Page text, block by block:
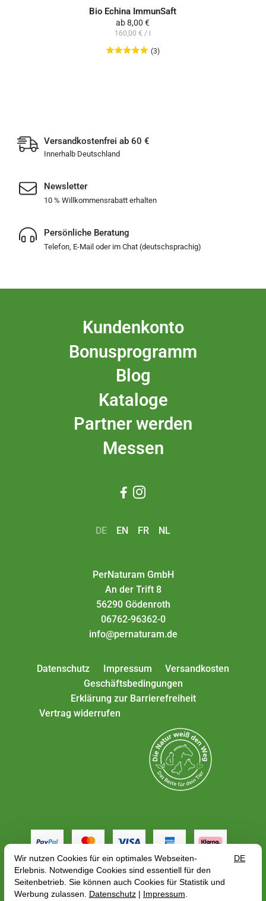
Bio Echina ImmunSaft
ab8,00 €
160,00 € / l
(3)
Versandkostenfrei ab 60 €
Innerhalb Deutschland
Newsletter
10 % Willkommensrabatt erhalten
Persönliche Beratung
Telefon, E-Mail oder im Chat (deutschsprachig)
Kundenkonto
Bonusprogramm
Blog
Kataloge
Partner werden
Messen
 
DE EN FR NL
PerNaturam GmbH
An der Trift 8
56290 Gödenroth
06762-96362-0
info@pernaturam.de
Datenschutz Impressum
Versandkosten
Geschäftsbedingungen
Erklärung zur Barrierefreiheit
Vertrag widerrufen
Alle Preise gelten inkl. MwSt. zzgl.Versandkosten